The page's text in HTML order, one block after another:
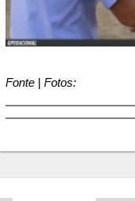
Fonte | Fotos: